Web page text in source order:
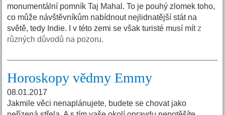
monumentální pomník Taj Mahal. To je pouhý zlomek toho,
co může návštěvníkům nabídnout nejlidnatější stát na
světě, tedy Indie. I v této zemi se však turisté musí mít z
různých důvodů na pozoru.
Horoskopy vědmy Emmy
08.01.2017
Jakmile věci nenaplánujete, budete se chovat jako